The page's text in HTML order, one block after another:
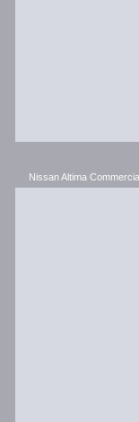
Nissan Altima